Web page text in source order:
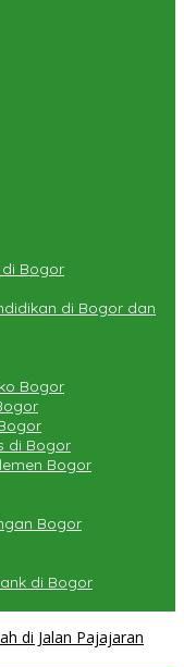
Bogor
di Bogor dan
Bogor
di Bogor
Bogor
Bogor
di Bogor